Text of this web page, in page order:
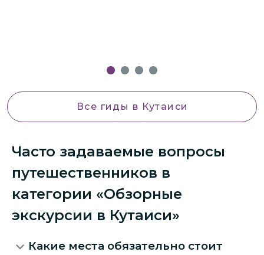
Все гиды в Кутаиси
Часто задаваемые вопросы
путешественников в
категории «Обзорные
экскурсии в Кутаиси»
Какие места обязательно стоит